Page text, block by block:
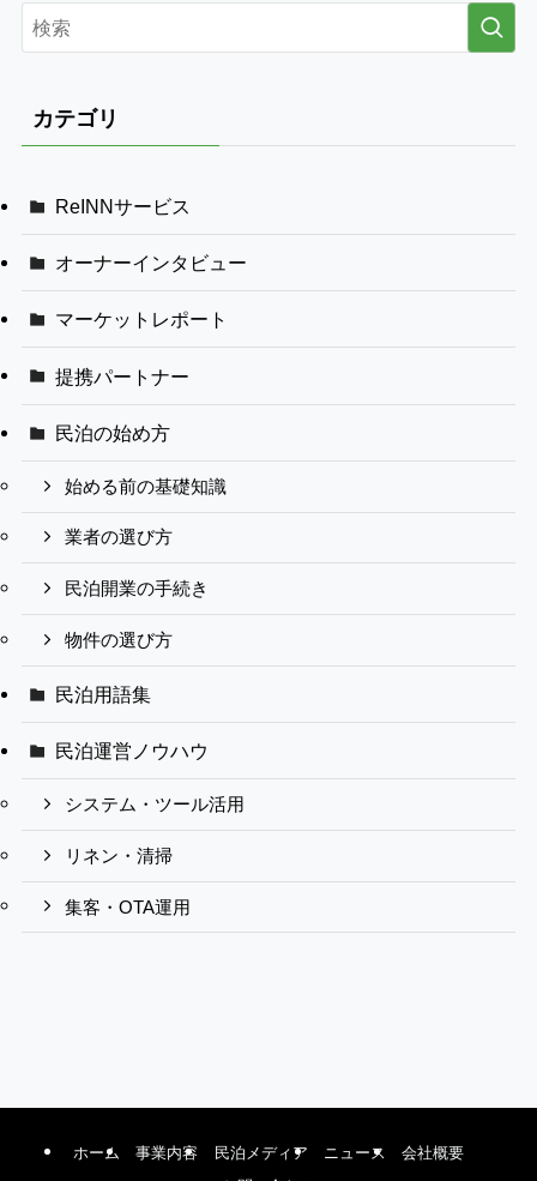
カテゴリ
ReINNサービス
オーナーインタビュー
マーケットレポート
提携パートナー
民泊の始め方
始める前の基礎知識
業者の選び方
民泊開業の手続き
物件の選び方
民泊用語集
民泊運営ノウハウ
システム・ツール活用
リネン・清掃
集客・OTA運用
ホーム 事業内容 民泊メディア ニュース
会社概要